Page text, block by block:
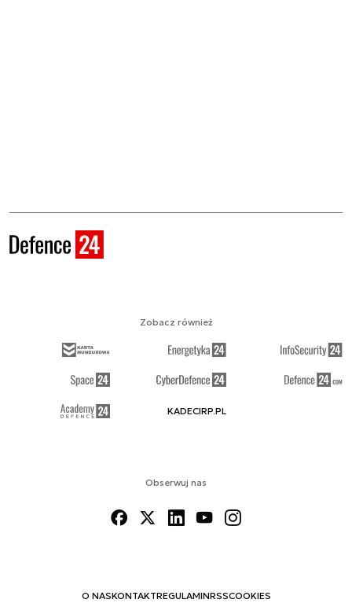
Obserwuj nas
O NASKONTAKTREGULAMINRSSCOOKIES
Zobacz również
KADECIRP.PL